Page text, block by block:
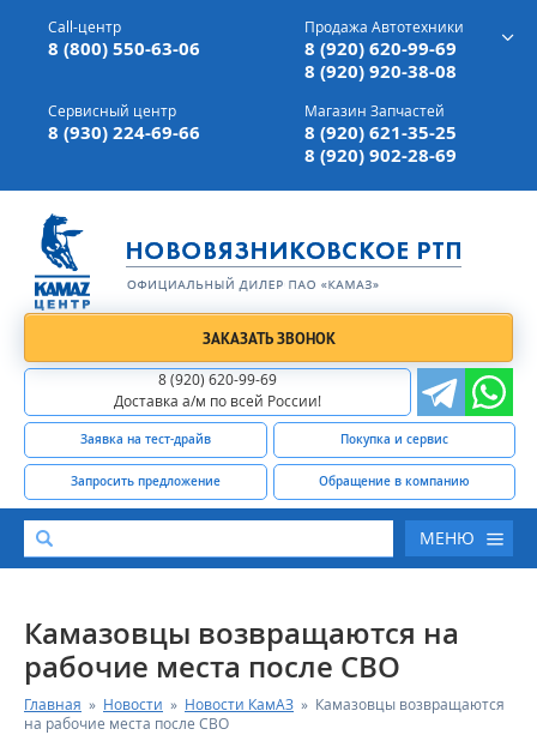
г. Вязники,ул. Механизаторов, д 90
Доставка а/м,по всей России
Call-центр
8 (800) 550-63-06
Продажа Автотехники
8 (920) 620-99-69
8 (920) 920-38-08
Сервисный центр
8 (930) 224-69-66
Магазин Запчастей
8 (920) 621-35-25
8 (920) 902-28-69
ЗАКАЗАТЬ ЗВОНОК
8 (920) 620-99-69
Доставка а/м по всей России!
Заявка на тест-драйв Покупка и сервис
Запросить предложение Обращение в компанию
МЕНЮ
КАТАЛОГ АВТОТЕХНИКИ
Камазовцы возвращаются на
рабочие места после СВО
Главная » Новости » Новости КамАЗ » Камазовцы возвращаются
на рабочие места после СВО